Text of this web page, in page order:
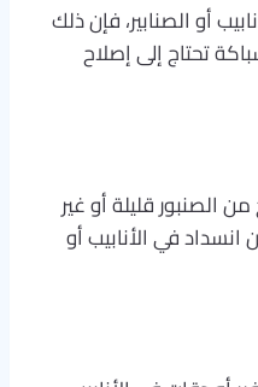
أو الصنابير، فإن ذلك
تحتاج إلى إصلاح
الصنبور قليلة أو غير
في الأنابيب أو